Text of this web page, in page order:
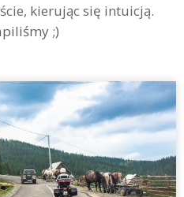
kierując się intuicją.
;)